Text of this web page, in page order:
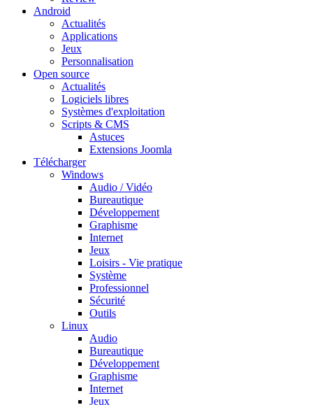
Android
Actualités
Applications
Jeux
Personnalisation
Open source
Actualités
Logiciels libres
Systèmes d'exploitation
Scripts & CMS
Astuces
Extensions Joomla
Télécharger
Windows
Audio / Vidéo
Bureautique
Développement
Graphisme
Internet
Jeux
Loisirs - Vie pratique
Système
Professionnel
Sécurité
Outils
Linux
Audio
Bureautique
Développement
Graphisme
Internet
Jeux